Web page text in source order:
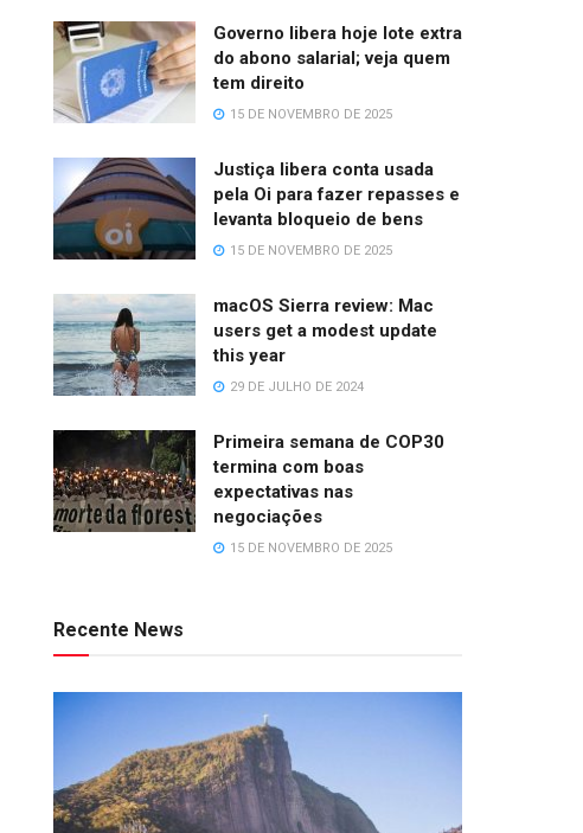
Governo libera hoje lote extra
do abono salarial; veja quem
tem direito
15 DE NOVEMBRO DE 2025
Justiça libera conta usada
pela Oi para fazer repasses e
levanta bloqueio de bens
15 DE NOVEMBRO DE 2025
macOS Sierra review: Mac
users get a modest update
this year
29 DE JULHO DE 2024
Primeira semana de COP30
termina com boas
expectativas nas
negociações
15 DE NOVEMBRO DE 2025
Recente News